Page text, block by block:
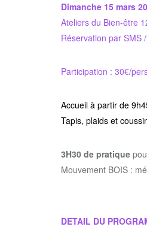
Dimanche 15 mars
Ateliers du Bien-être
Réservation par SMS
Participation : 30€/
Accueil à partir de
Tapis, plaids et
3H30 de pratique
Mouvement BOIS :
DETAIL DU